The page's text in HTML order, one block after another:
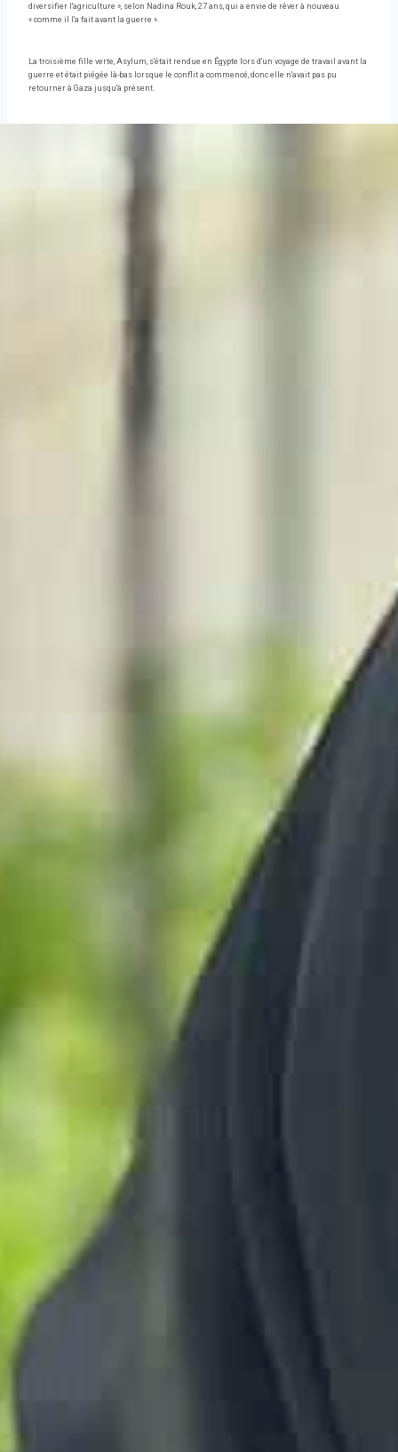
diversifier l'agriculture », selon Nadina Rouk, 27 ans, qui a envie de rêver à nouveau
« comme il l'a fait avant la guerre ».
La troisième fille verte, Asylum, s'était rendue en Égypte lors d'un voyage de travail avant la
guerre et était piégée là-bas lorsque le conflit a commencé, donc elle n'avait pas pu
retourner à Gaza jusqu'à présent.